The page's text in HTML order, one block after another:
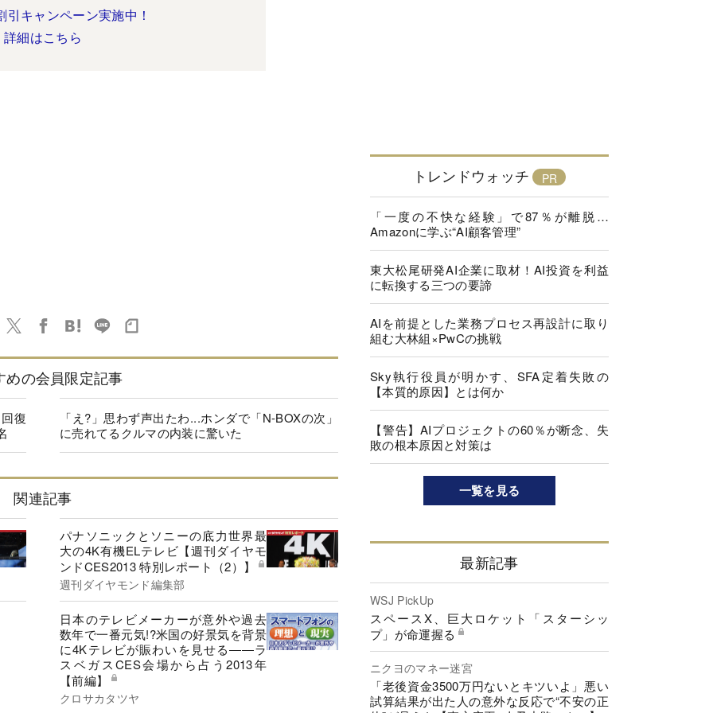
引キャンペーン実施中！
詳細はこちら
めの会員限定記事
復
「え?」思わず声出たわ...ホンダで「N-BOXの次」
に売れてるクルマの内装に驚いた
関連記事
パナソニックとソニーの底力世界最
大の4K有機ELテレビ【週刊ダイヤモ
ンドCES2013 特別レポート（2）】
週刊ダイヤモンド編集部
日本のテレビメーカーが意外や過去
数年で一番元気!?米国の好景気を背景
に4Kテレビが賑わいを見せる――ラ
スベガスCES会場から占う2013年
【前編】
クロサカタツヤ
トレンドウォッチ
「一度の不快な経験」で87％が離脱…
Amazonに学ぶ“AI顧客管理”
東大松尾研発AI企業に取材！AI投資を利益
に転換する三つの要諦
AIを前提とした業務プロセス再設計に取り
組む大林組×PwCの挑戦
Sky執行役員が明かす、SFA定着失敗の
【本質的原因】とは何か
【警告】AIプロジェクトの60％が断念、失
敗の根本原因と対策は
一覧を見る
最新記事
WSJ PickUp
スペースX、巨大ロケット「スターシッ
プ」が命運握る
ニクヨのマネー迷宮
「老後資金3500万円ないとキツいよ」悪い
試算結果が出た人の意外な反応で“不安の正